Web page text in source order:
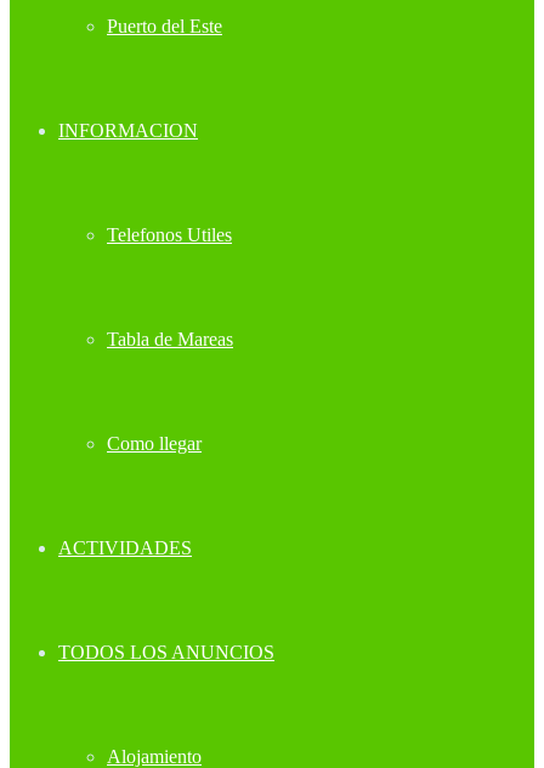
Puerto del Este
INFORMACION
Telefonos Utiles
Tabla de Mareas
Como llegar
ACTIVIDADES
TODOS LOS ANUNCIOS
Alojamiento